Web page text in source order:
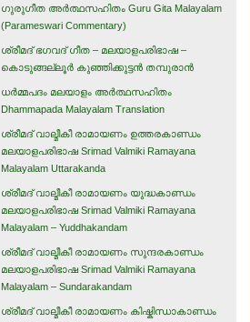
ഗുരുഗീത അര്‍ത്ഥസഹിതം Guru Gita Malayalam
(Parameswari Commentary)
ശ്രീമദ് ഭഗവദ് ഗീത – മലയാളപരിഭാഷ –
കൊടുങ്ങല്ലൂര്‍ കുഞ്ഞിക്കുട്ടന്‍ തമ്പുരാന്‍
ധര്‍മ്മപദം മലയാളം അര്‍ത്ഥസഹിതം
Dhammapada Malayalam Translation
ശ്രീമദ് വാല്മീകീ രാമായണം ഉത്തരകാണ്ഡം
മലയാളപരിഭാഷ Srimad Valmiki Ramayana
Malayalam Uttarakanda
ശ്രീമദ് വാല്മീകീ രാമായണം യുദ്ധകാണ്ഡം
മലയാളപരിഭാഷ Srimad Valmiki Ramayana
Malayalam – Yuddhakandam
ശ്രീമദ് വാല്മീകീ രാമായണം സുന്ദരകാണ്ഡം
മലയാളപരിഭാഷ Srimad Valmiki Ramayana
Malayalam – Sundarakandam
ശ്രീമദ് വാല്മീകീ രാമായണം കിഷ്കിന്ധാകാണ്ഡം